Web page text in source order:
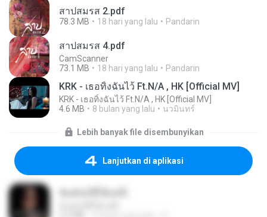
สาปสมรส 2.pdf
78.3 MB 18 hari yang lalu Pandarin
สาปสมรส 4.pdf
CamScanner
73.1 MB
18 hari yang lalu Pandarin
KRK - เธอทิ้งฉันไว้ Ft.N/A , HK [Official MV]
KRK - เธอทิ้งฉันไว้ Ft.N/A , HK [Official MV]
4.6 MB
8 bulan yang lalu นวมินทร์
Lebih banyak file disembunyikan
Lanjutkan di aplikasi